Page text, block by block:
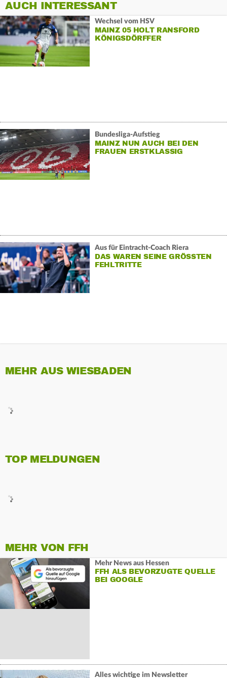
AUCH INTERESSANT
Wechsel vom HSV
MAINZ 05 HOLT RANSFORD
KÖNIGSDÖRFFER
Bundesliga-Aufstieg
MAINZ NUN AUCH BEI DEN
FRAUEN ERSTKLASSIG
Aus für Eintracht-Coach Riera
DAS WAREN SEINE GRÖSSTEN F
EHLTRITTE
MEHR AUS WIESBADEN
TOP MELDUNGEN
MEHR VON FFH
Mehr News aus Hessen
FFH ALS BEVORZUGTE QUELLE
BEI GOOGLE
Alles wichtige im Newsletter